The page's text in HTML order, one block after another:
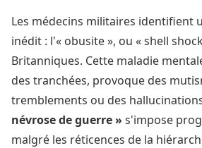
Les médecins militaires identifient
inédit : l'« obusite », ou « shell
Britanniques. Cette maladie
des tranchées, provoque des
tremblements ou des
névrose de guerre » s'impose
malgré les réticences de la